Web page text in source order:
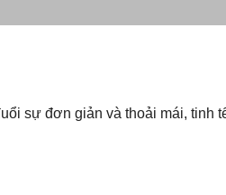
sự đơn giản và thoải mái, tinh